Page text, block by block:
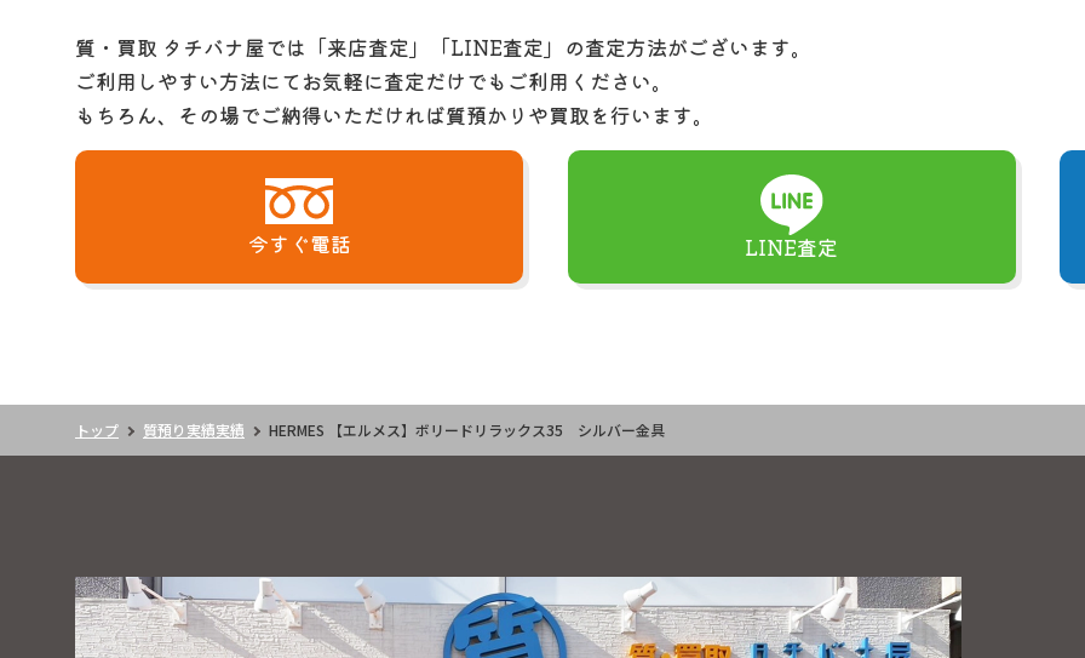
質・買取 タチバナ屋では「来店査定」「LINE査定」の査定方法がございます。
ご利用しやすい方法にてお気軽に査定だけでもご利用ください。
もちろん、その場でご納得いただければ質預かりや買取を行います。
今すぐ電話 LINE査定
トップ 質預り実績実績 HERMES 【エルメス】ボリードリラックス35 シルバー金具